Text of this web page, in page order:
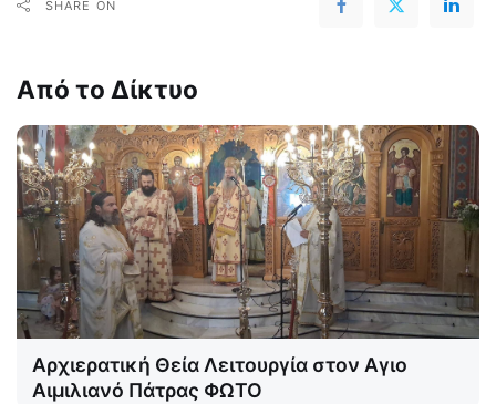
SHARE ON
Από το Δίκτυο
Αρχιερατική Θεία Λειτουργία στον Αγιο
Αιμιλιανό Πάτρας ΦΩΤΟ